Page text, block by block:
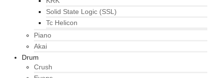
Solid State Logic (SSL)
Tc Helicon
Piano
Akai
Drum
Crush